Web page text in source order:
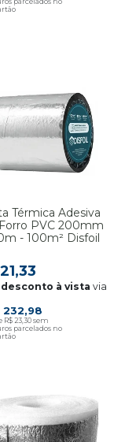
Térmica Adesiva
PVC 200mm
- 100m² Disfoil
232,98
R$ 23,30
via